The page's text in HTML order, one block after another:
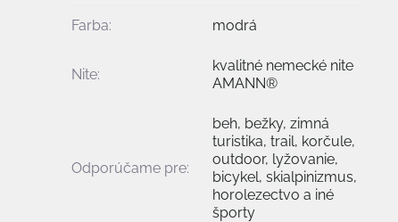
Farba: modrá
Nite:
kvalitné nemecké nite
AMANN®
Odporúčame pre:
beh, bežky, zimná
turistika, trail, korčule,
outdoor, lyžovanie,
bicykel, skialpinizmus,
horolezectvo a iné
športy